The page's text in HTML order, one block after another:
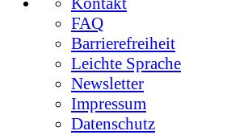
FAQ
Barrierefreiheit
Leichte Sprache
Newsletter
Impressum
Datenschutz